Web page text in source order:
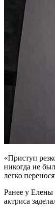
«Приступ
никогда не
легко
Ранее у Елены
актриса